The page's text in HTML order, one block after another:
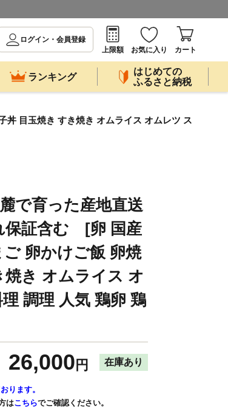
ログイン・会員登録
上限額
お気に入り カート
ランキング
はじめての
ふるさと納税
目玉焼き すき焼き オムライス オムレツ ス
で育った産地直送
保証含む [卵 国産
卵かけご飯 卵焼
焼き オムライス オ
調理 人気 鶏卵 鶏
26,000 円 在庫あり
ります。
はこちらでご確認ください。